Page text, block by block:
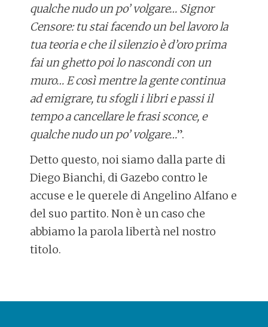
qualche nudo un po’ volgare… Signor
Censore: tu stai facendo un bel lavoro la
tua teoria e che il silenzio è d’oro prima
fai un ghetto poi lo nascondi con un
muro… E così mentre la gente continua
ad emigrare, tu sfogli i libri e passi il
tempo a cancellare le frasi sconce, e
qualche nudo un po’ volgare…”.
Detto questo, noi siamo dalla parte di
Diego Bianchi, di Gazebo contro le
accuse e le querele di Angelino Alfano e
del suo partito. Non è un caso che
abbiamo la parola libertà nel nostro
titolo.
POST